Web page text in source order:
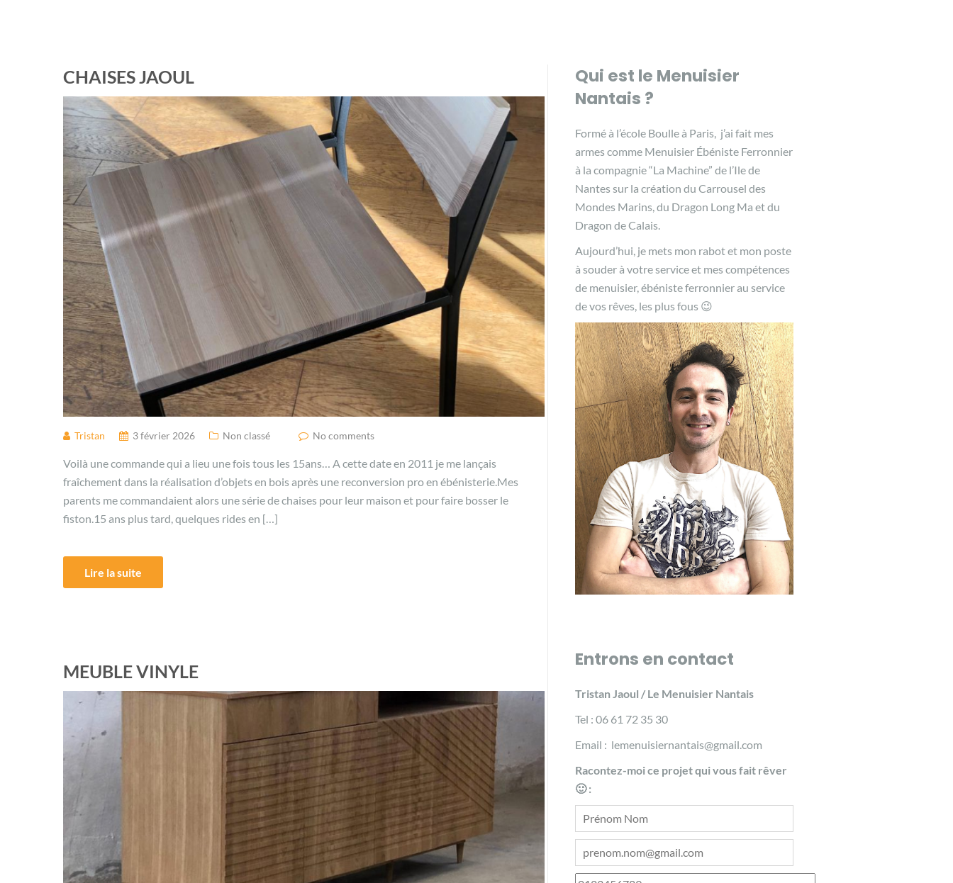
CHAISES JAOUL
Tristan 3 février 2026 Non classé No comments
Voilà une commande qui a lieu une fois tous les 15ans… A cette date en 2011 je me lançais
fraîchement dans la réalisation d’objets en bois après une reconversion pro en ébénisterie.Mes
parents me commandaient alors une série de chaises pour leur maison et pour faire bosser le
fiston.15 ans plus tard, quelques rides en […]
Lire la suite
MEUBLE VINYLE
Qui est le Menuisier
Nantais ?
Formé à l’école Boulle à Paris, j’ai fait mes
armes comme Menuisier Ébéniste Ferronnier
à la compagnie “La Machine” de l’Ile de
Nantes sur la création du Carrousel des
Mondes Marins, du Dragon Long Ma et du
Dragon de Calais.
Aujourd’hui, je mets mon rabot et mon poste
à souder à votre service et mes compétences
de menuisier, ébéniste ferronnier au service
de vos rêves, les plus fous 😉
Entrons en contact
Tristan Jaoul / Le Menuisier Nantais
Tel : 06 61 72 35 30
Email : lemenuisiernantais@gmail.com
Racontez-moi ce projet qui vous fait rêver
🙂 :